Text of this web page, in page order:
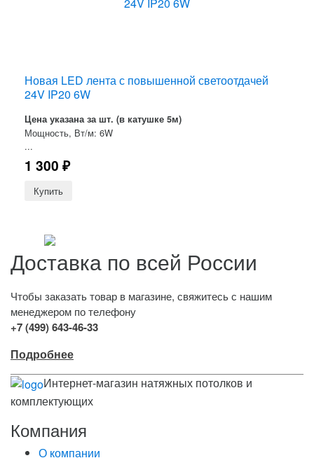
Новая LED лента с повышенной светоотдачей
24V IP20 6W
Цена указана за шт. (в катушке 5м)
Мощность, Вт/м: 6W
...
1 300 ₽
Доставка по всей России
Чтобы заказать товар в магазине, свяжитесь с нашим
менеджером по телефону
+7 (499) 643-46-33
Подробнее
Интернет-магазин натяжных потолков и
комплектующих
Компания
О компании